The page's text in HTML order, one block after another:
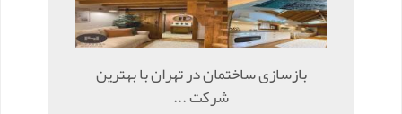
بازسازی ساختمان در تهران با بهترین
شرکت ...